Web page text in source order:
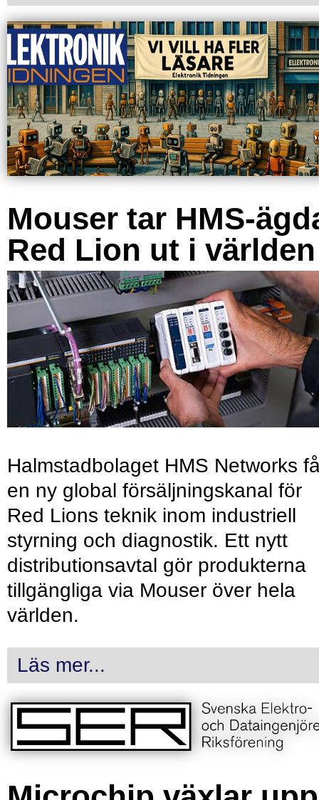
Mouser tar HMS-
Red Lion ut i världen
Halmstadbolaget HMS Networks
en ny global försäljningskanal för
Red Lions teknik inom industriell
styrning och diagnostik. Ett nytt
distributionsavtal gör produkterna
tillgängliga via Mouser över hela
världen.
Läs mer...